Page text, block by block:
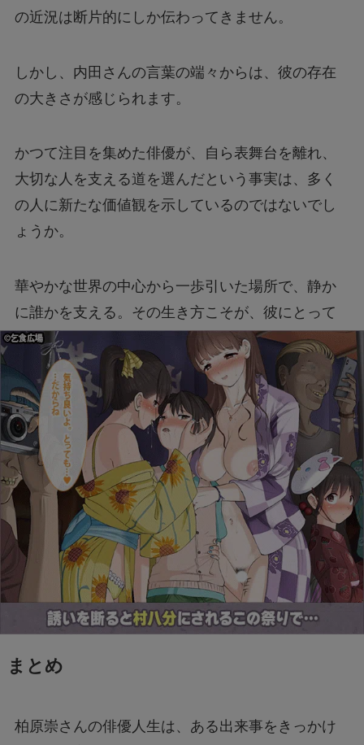
の近況は断片的にしか伝わってきません。
しかし、内田さんの言葉の端々からは、彼の存在
の大きさが感じられます。
かつて注目を集めた俳優が、自ら表舞台を離れ、
大切な人を支える道を選んだという事実は、多く
の人に新たな価値観を示しているのではないでし
ょうか。
華やかな世界の中心から一歩引いた場所で、静か
に誰かを支える。その生き方こそが、彼にとって
の新しい輝きなのかもしれません。
まとめ
柏原崇さんの俳優人生は、ある出来事をきっかけ